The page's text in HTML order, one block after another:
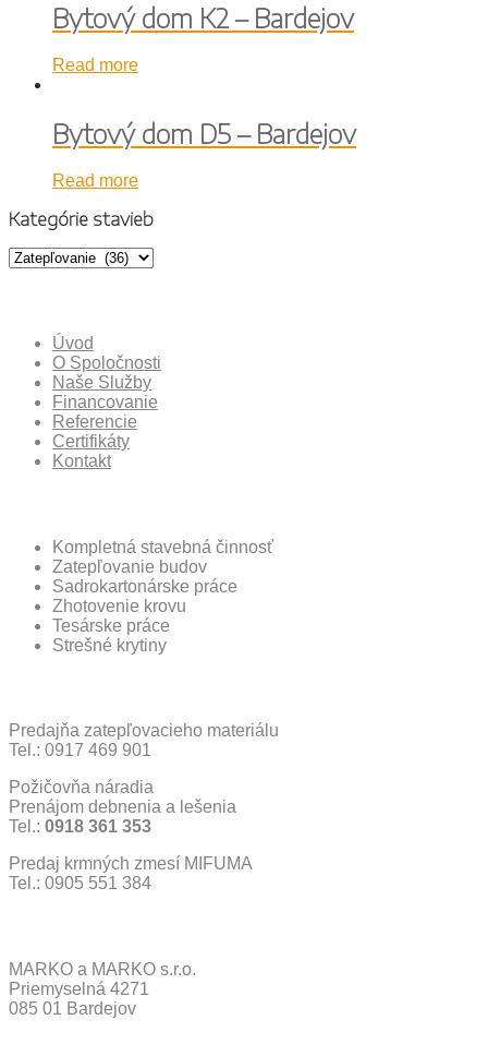
Bytový dom K2 – Bardejov
Read more
Bytový dom D5 – Bardejov
Read more
Kategórie stavieb
Úvod
O Spoločnosti
Naše Služby
Financovanie
Referencie
Certifikáty
Kontakt
Kompletná stavebná činnosť
Zatepľovanie budov
Sadrokartonárske práce
Zhotovenie krovu
Tesárske práce
Strešné krytiny
Predajňa zatepľovacieho materiálu
Tel.: 0917 469 901
Požičovňa náradia
Prenájom debnenia a lešenia
Tel.: 0918 361 353
Predaj krmných zmesí MIFUMA
Tel.: 0905 551 384
MARKO a MARKO s.r.o.
Priemyselná 4271
085 01 Bardejov